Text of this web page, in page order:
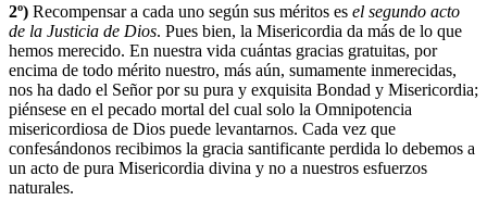
2º) Recompensar a cada uno según sus méritos es el segundo acto
de la Justicia de Dios. Pues bien, la Misericordia da más de lo que
hemos merecido. En nuestra vida cuántas gracias gratuitas, por
encima de todo mérito nuestro, más aún, sumamente inmerecidas,
nos ha dado el Señor por su pura y exquisita Bondad y Misericordia;
piénsese en el pecado mortal del cual solo la Omnipotencia
misericordiosa de Dios puede levantarnos. Cada vez que
confesándonos recibimos la gracia santificante perdida lo debemos a
un acto de pura Misericordia divina y no a nuestros esfuerzos
naturales.